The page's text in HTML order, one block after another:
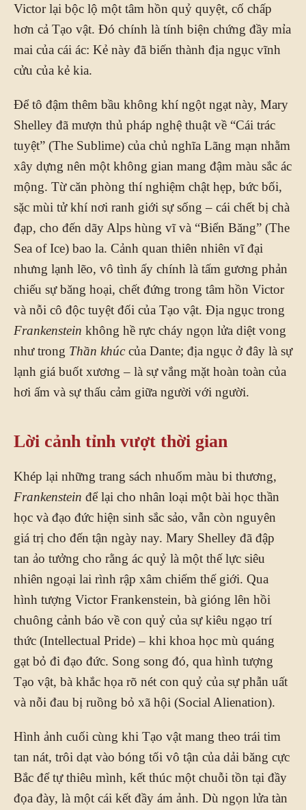
Victor lại bộc lộ một tâm hồn quỷ quyệt, cố chấp
hơn cả Tạo vật. Đó chính là tính biện chứng đầy mỉa
mai của cái ác: Kẻ này đã biến thành địa ngục vĩnh
cửu của kẻ kia.
Để tô đậm thêm bầu không khí ngột ngạt này, Mary
Shelley đã mượn thủ pháp nghệ thuật về “Cái trác
tuyệt” (The Sublime) của chủ nghĩa Lãng mạn nhằm
xây dựng nên một không gian mang đậm màu sắc ác
mộng. Từ căn phòng thí nghiệm chật hẹp, bức bối,
sặc mùi tử khí nơi ranh giới sự sống – cái chết bị chà
đạp, cho đến dãy Alps hùng vĩ và “Biển Băng” (The
Sea of Ice) bao la. Cảnh quan thiên nhiên vĩ đại
nhưng lạnh lẽo, vô tình ấy chính là tấm gương phản
chiếu sự băng hoại, chết đứng trong tâm hồn Victor
và nỗi cô độc tuyệt đối của Tạo vật. Địa ngục trong
Frankenstein không hề rực cháy ngọn lửa diệt vong
như trong Thần khúc của Dante; địa ngục ở đây là sự
lạnh giá buốt xương – là sự vắng mặt hoàn toàn của
hơi ấm và sự thấu cảm giữa người với người.
Lời cảnh tỉnh vượt thời gian
Khép lại những trang sách nhuốm màu bi thương,
Frankenstein để lại cho nhân loại một bài học thần
học và đạo đức hiện sinh sắc sảo, vẫn còn nguyên
giá trị cho đến tận ngày nay. Mary Shelley đã đập
tan ảo tưởng cho rằng ác quỷ là một thế lực siêu
nhiên ngoại lai rình rập xâm chiếm thế giới. Qua
hình tượng Victor Frankenstein, bà gióng lên hồi
chuông cảnh báo về con quỷ của sự kiêu ngạo trí
thức (Intellectual Pride) – khi khoa học mù quáng
gạt bỏ đi đạo đức. Song song đó, qua hình tượng
Tạo vật, bà khắc họa rõ nét con quỷ của sự phẫn uất
và nỗi đau bị ruồng bỏ xã hội (Social Alienation).
Hình ảnh cuối cùng khi Tạo vật mang theo trái tim
tan nát, trôi dạt vào bóng tối vô tận của dải băng cực
Bắc để tự thiêu mình, kết thúc một chuỗi tồn tại đầy
đọa đày, là một cái kết đầy ám ảnh. Dù ngọn lửa tàn